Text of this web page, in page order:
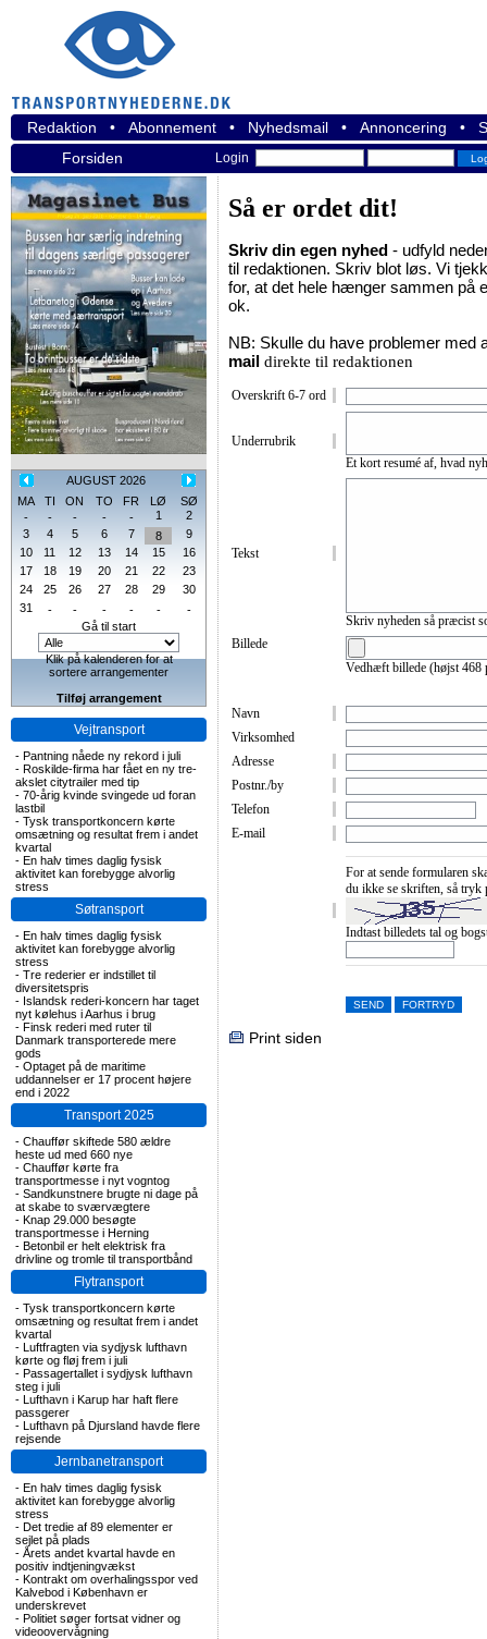
Redaktion • Abonnement • Nyhedsmail • Annoncering •
Forsiden
Login
AUGUST 2026
MA
TI ON TO FR LØ
SØ
-
- - - - 1
2
3
4 5 6 7 8
9
10
11 12 13 14 15
16
17
18 19 20 21 22
23
24
25 26 27 28 29
30
31
- - - - -
-
Gå til start
Klik på kalenderen for at
sortere arrangementer
Tilføj arrangement
Vejtransport
- Pantning nåede ny rekord i juli
- Roskilde-firma har fået en ny tre-
akslet citytrailer med tip
- 70-årig kvinde svingede ud foran
lastbil
- Tysk transportkoncern kørte
omsætning og resultat frem i andet
kvartal
- En halv times daglig fysisk
aktivitet kan forebygge alvorlig
stress
Søtransport
- En halv times daglig fysisk
aktivitet kan forebygge alvorlig
stress
- Tre rederier er indstillet til
diversitetspris
- Islandsk rederi-koncern har taget
nyt kølehus i Aarhus i brug
- Finsk rederi med ruter til
Danmark transporterede mere
gods
- Optaget på de maritime
uddannelser er 17 procent højere
end i 2022
Transport 2025
- Chauffør skiftede 580 ældre
heste ud med 660 nye
- Chauffør kørte fra
transportmesse i nyt vogntog
- Sandkunstnere brugte ni dage på
at skabe to sværvægtere
- Knap 29.000 besøgte
transportmesse i Herning
- Betonbil er helt elektrisk fra
drivline og tromle til transportbånd
Flytransport
- Tysk transportkoncern kørte
omsætning og resultat frem i andet
kvartal
- Luftfragten via sydjysk lufthavn
kørte og fløj frem i juli
- Passagertallet i sydjysk lufthavn
steg i juli
- Lufthavn i Karup har haft flere
passgerer
- Lufthavn på Djursland havde flere
rejsende
Jernbanetransport
- En halv times daglig fysisk
aktivitet kan forebygge alvorlig
stress
- Det tredie af 89 elementer er
sejlet på plads
- Årets andet kvartal havde en
positiv indtjeningvækst
- Kontrakt om overhalingsspor ved
Kalvebod i København er
underskrevet
- Politiet søger fortsat vidner og
videoovervågning
Så er ordet dit!
Skriv din egen nyhed - udfyld
til redaktionen. Skriv blot løs. Vi
for, at det hele hænger sammen på
ok.
NB: Skulle du have problemer med
mail direkte til redaktionen
Overskrift 6-7 ord
Underrubrik
Et kort resumé af, hvad
Tekst
Skriv nyheden så præcist
Billede
Vedhæft billede (højst 468
Navn
Virksomhed
Adresse
Postnr./by
Telefon
E-mail
For at sende formularen
du ikke se skriften, så tryk
Indtast billedets tal og
Print siden